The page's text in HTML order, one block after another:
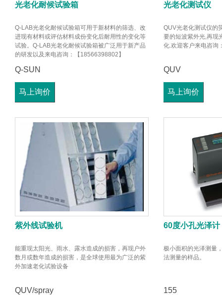
光老化耐候试验箱
Q-LAB光老化耐候试验箱可用于新材料的筛选、改
进现有材料或评估材料成份变化后耐用性的变化等
试验。Q-LAB光老化耐候试验箱被广泛用于新产品
的研发以及来电咨询：【18566398802】
Q-SUN
马上询价
光老化测试仪
QUV光老化测试仪的
要的短波紫外光,再现
化.欢迎客户来电咨询
QUV
马上询价
紫外线试验机
能重现太阳光、雨水、露水造成的损害，再现户外
数月或数年造成的损害，是全球使用最为广泛的紫
外加速老化试验设备
QUV/spray
60度小孔光泽计
极小面积的光泽测量
法测量的样品。
155